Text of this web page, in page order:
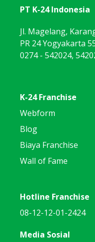
PT K-24 Indonesia
Jl. Magelang,
PR 24 Yogyakarta
0274 - 542024,
K-24 Franchise
Webform
Blog
Biaya Franchise
Wall of Fame
Hotline Franchise
08-12-12-01-2424
Media Sosial